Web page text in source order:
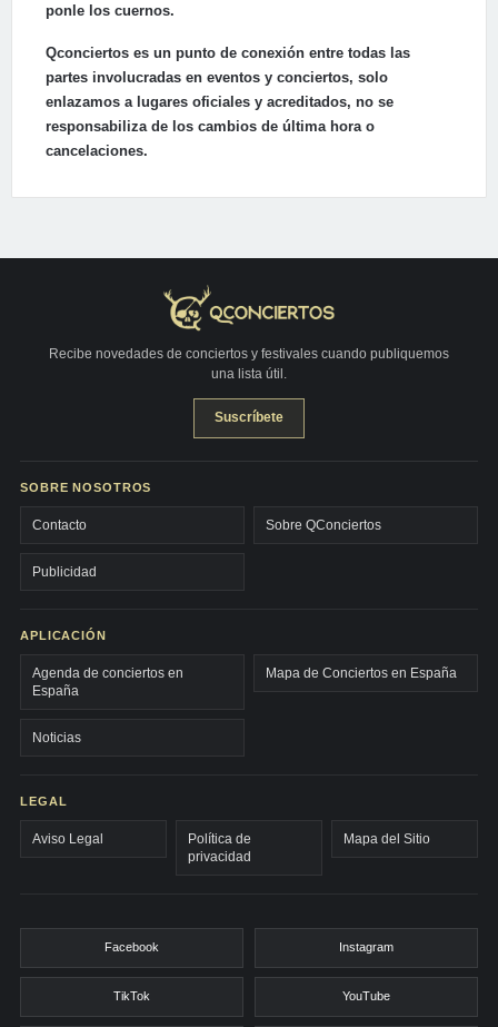
ponle los cuernos.
Qconciertos es un punto de conexión entre todas las
partes involucradas en eventos y conciertos, solo
enlazamos a lugares oficiales y acreditados, no se
responsabiliza de los cambios de última hora o
cancelaciones.
Recibe novedades de conciertos y festivales cuando publiquemos
una lista útil.
Suscríbete
SOBRE NOSOTROS
Contacto Sobre QConciertos
Publicidad
APLICACIÓN
Agenda de conciertos en
España
Mapa de Conciertos en España
Noticias
LEGAL
Aviso Legal
Política de
privacidad
Mapa del Sitio
Facebook Instagram
TikTok YouTube